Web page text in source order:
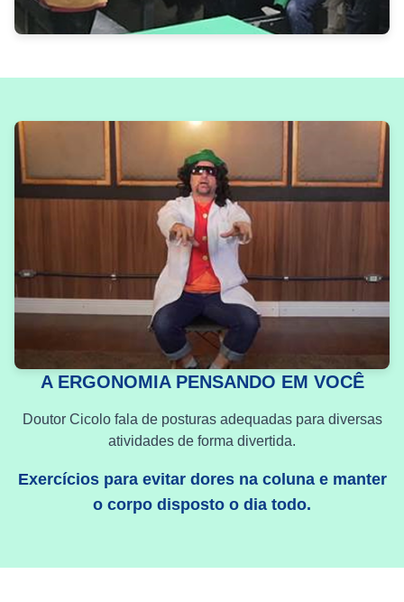
A ERGONOMIA PENSANDO EM VOCÊ
Doutor Cicolo fala de posturas adequadas para diversas
atividades de forma divertida.
Exercícios para evitar dores na coluna e manter
o corpo disposto o dia todo.